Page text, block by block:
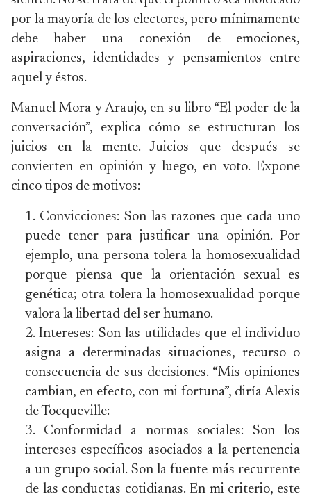
por la mayoría de los electores, pero mínimamente
debe haber una conexión de emociones,
aspiraciones, identidades y pensamientos entre
aquel y éstos.
Manuel Mora y Araujo, en su libro “El poder de la
conversación”, explica cómo se estructuran los
juicios en la mente. Juicios que después se
convierten en opinión y luego, en voto. Expone
cinco tipos de motivos:
Convicciones: Son las razones que cada uno
puede tener para justificar una opinión. Por
ejemplo, una persona tolera la homosexualidad
porque piensa que la orientación sexual es
genética; otra tolera la homosexualidad porque
valora la libertad del ser humano.
Intereses: Son las utilidades que el individuo
asigna a determinadas situaciones, recurso o
consecuencia de sus decisiones. “Mis opiniones
cambian, en efecto, con mi fortuna”, diría Alexis
de Tocqueville:
Conformidad a normas sociales: Son los
intereses específicos asociados a la pertenencia
a un grupo social. Son la fuente más recurrente
de las conductas cotidianas. En mi criterio, este